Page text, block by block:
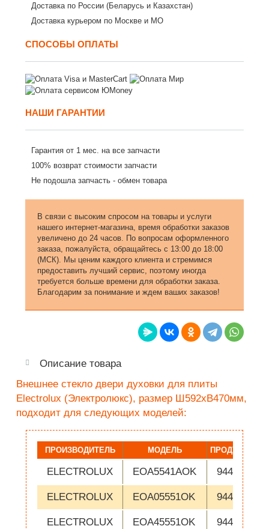
Доставка по России (Беларусь и Казахстан)
Доставка курьером по Москве и МО
СПОСОБЫ ОПЛАТЫ
НАШИ ГАРАНТИИ
Гарантия от 1 мес. на все запчасти
100% возврат стоимости запчасти
Не подошла запчасть - обмен товара
В связи с высоким спросом на товары и услуги
нашего интернет-магазина, время обработки заказов
увеличено до 24 часов. По вопросам оформленного
заказа, пожалуйста, обращайтесь с 13:00 до 18:00
(МСК). Мы ценим каждого клиента и стремимся
предоставить лучший сервис, поэтому иногда
требуется больше времени для обработки заказа.
Благодарим за понимание и ждем ваших заказов!
Описание товара
Внешнее стекло двери духовки для плиты
Electrolux (Электролюкс), размер Ш592хВ470мм,
подходит для следующих моделей:
ПРОИЗВОДИТЕЛЬ МОДЕЛЬ
ELECTROLUX EOA5541AOK 944184131
ELECTROLUX EOA05551OK 944184429
ELECTROLUX EOA45551OK 944184432